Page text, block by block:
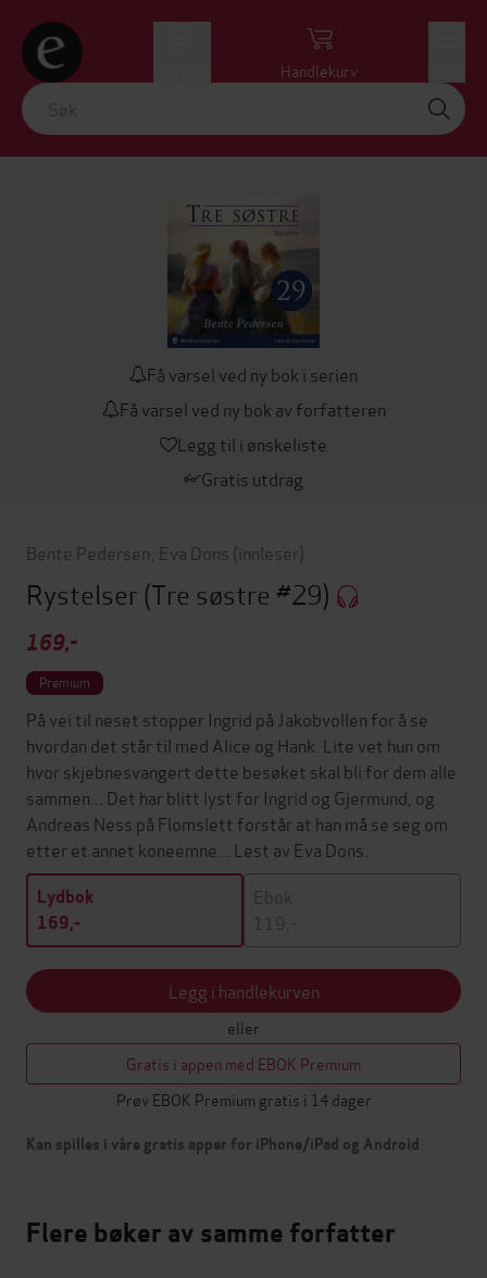
Handlekurv
Få varsel ved ny bok i serien
Få varsel ved ny bok av forfatteren
Legg til i ønskeliste
Gratis utdrag
Bente Pedersen Eva Dons (innleser)
Rystelser(Tre søstre #29)
169,-
Premium
På vei til neset stopper Ingrid på Jakobvollen for å se
hvordan det står til med Alice og Hank. Lite vet hun om
hvor skjebnesvangert dette besøket skal bli for dem alle
sammen... Det har blitt lyst for Ingrid og Gjermund, og
Andreas Ness på Flomslett forstår at han må se seg om
etter et annet koneemne... Lest av Eva Dons.
Lydbok
169,-
Ebok
119,-
Legg i handlekurven
eller
Gratis i appen med EBOK Premium
Prøv EBOK Premium gratis i 14 dager
Kan spilles i våre gratis apper for iPhone/iPad og Android
Flere bøker av samme forfatter